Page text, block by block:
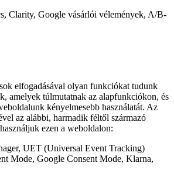
Clarity, Google vásárlói vélemények, A/B-
elfogadásával olyan funkciókat tudunk
amelyek túlmutatnak az alapfunkciókon, és
kényelmesebb használatát. Az
az alábbi, harmadik féltől származó
ezen a weboldalon:
UET (Universal Event Tracking)
Mode, Google Consent Mode, Klarna,